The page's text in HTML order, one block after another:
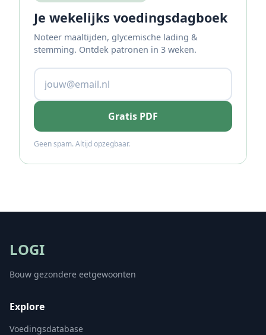
Je wekelijks voedingsdagboek
Noteer maaltijden, glycemische lading &
stemming. Ontdek patronen in 3 weken.
Gratis PDF
Geen spam. Altijd opzegbaar.
LOGI
Bouw gezondere eetgewoonten
Explore
Voedingsdatabase